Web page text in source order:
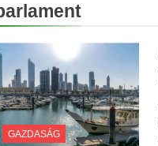
GAZDASÁG